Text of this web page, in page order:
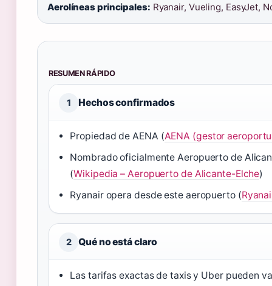
Aerolíneas principales: Ryanair, Vueling, EasyJet,
RESUMEN RÁPIDO
1 Hechos confirmados
Propiedad de AENA (AENA (gestor
Nombrado oficialmente Aeropuerto de
(Wikipedia – Aeropuerto de Alicante-Elche)
Ryanair opera desde este aeropuerto (
2 Qué no está claro
Las tarifas exactas de taxis y Uber pueden